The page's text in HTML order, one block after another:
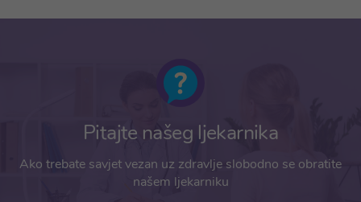
Pitajte našeg ljekarnika
Ako trebate savjet vezan uz zdravlje slobodno se obratite
našem ljekarniku